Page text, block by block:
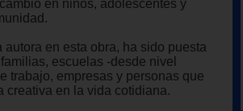
en niños, adolescentes y
autora en esta obra, ha sido puesta
escuelas -desde nivel
trabajo, empresas y personas que
creativa en la vida cotidiana.